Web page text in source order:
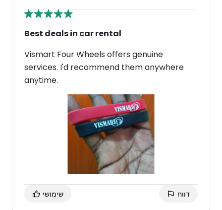
Best deals in car rental
Vismart Four Wheels offers genuine
services. I'd recommend them anywhere
anytime.
שימושי דווח